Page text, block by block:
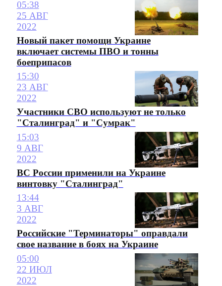
05:38
25 АВГ
2022
Новый пакет помощи Украине
включает системы ПВО и тонны
боеприпасов
15:30
23 АВГ
2022
Участники СВО используют не только
"Сталинград" и "Сумрак"
15:03
9 АВГ
2022
ВС России применили на Украине
винтовку "Сталинград"
13:44
3 АВГ
2022
Российские "Терминаторы" оправдали
свое название в боях на Украине
05:00
22 ИЮЛ
2022